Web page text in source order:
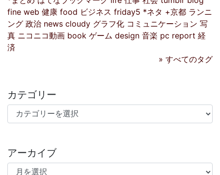
fine web 健康 food ビジネス friday5 *ネタ +京都 ランニ
ング 政治 news cloudy グラフ化 コミュニケーション 写
真 ニコニコ動画 book ゲーム design 音楽 pc report 経
済
» すべてのタグ
カテゴリー
カテゴリー
アーカイブ
アーカイブ